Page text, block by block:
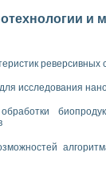
ламп
в Нижегородском
и
реверсивных
исследования